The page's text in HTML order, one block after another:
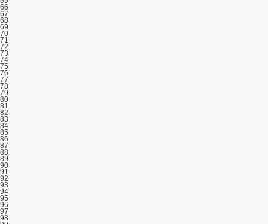
66
67
68
69
70
71
72
73
74
75
76
77
78
79
80
81
82
83
84
85
86
87
88
89
90
91
92
93
94
95
96
97
98